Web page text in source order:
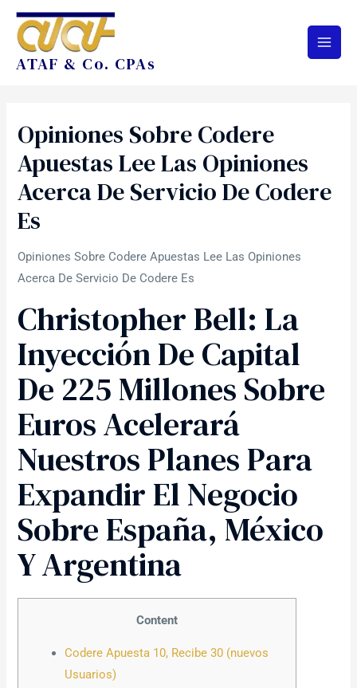
ATAF & Co. CPAs
Opiniones Sobre Codere
Apuestas Lee Las Opiniones
Acerca De Servicio De Codere
Es
Opiniones Sobre Codere Apuestas Lee Las Opiniones
Acerca De Servicio De Codere Es
Christopher Bell: La
Inyección De Capital
De 225 Millones Sobre
Euros Acelerará
Nuestros Planes Para
Expandir El Negocio
Sobre España, México
Y Argentina
Content
Codere Apuesta 10, Recibe 30 (nuevos
Usuarios)